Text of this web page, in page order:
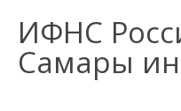
ИФНС
Самары